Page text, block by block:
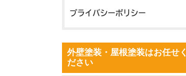
プライバシーポリシー
外壁塗装・屋根塗装はお任せく
ださい